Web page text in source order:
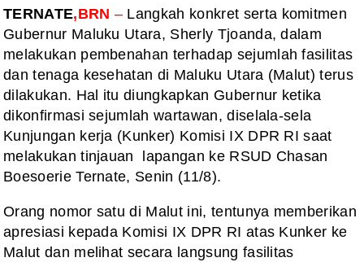
TERNATE,BRN – Langkah konkret serta komitmen
Gubernur Maluku Utara, Sherly Tjoanda, dalam
melakukan pembenahan terhadap sejumlah fasilitas
dan tenaga kesehatan di Maluku Utara (Malut) terus
dilakukan. Hal itu diungkapkan Gubernur ketika
dikonfirmasi sejumlah wartawan, diselala-sela
Kunjungan kerja (Kunker) Komisi IX DPR RI saat
melakukan tinjauan lapangan ke RSUD Chasan
Boesoerie Ternate, Senin (11/8).
Orang nomor satu di Malut ini, tentunya memberikan
apresiasi kepada Komisi IX DPR RI atas Kunker ke
Malut dan melihat secara langsung fasilitas